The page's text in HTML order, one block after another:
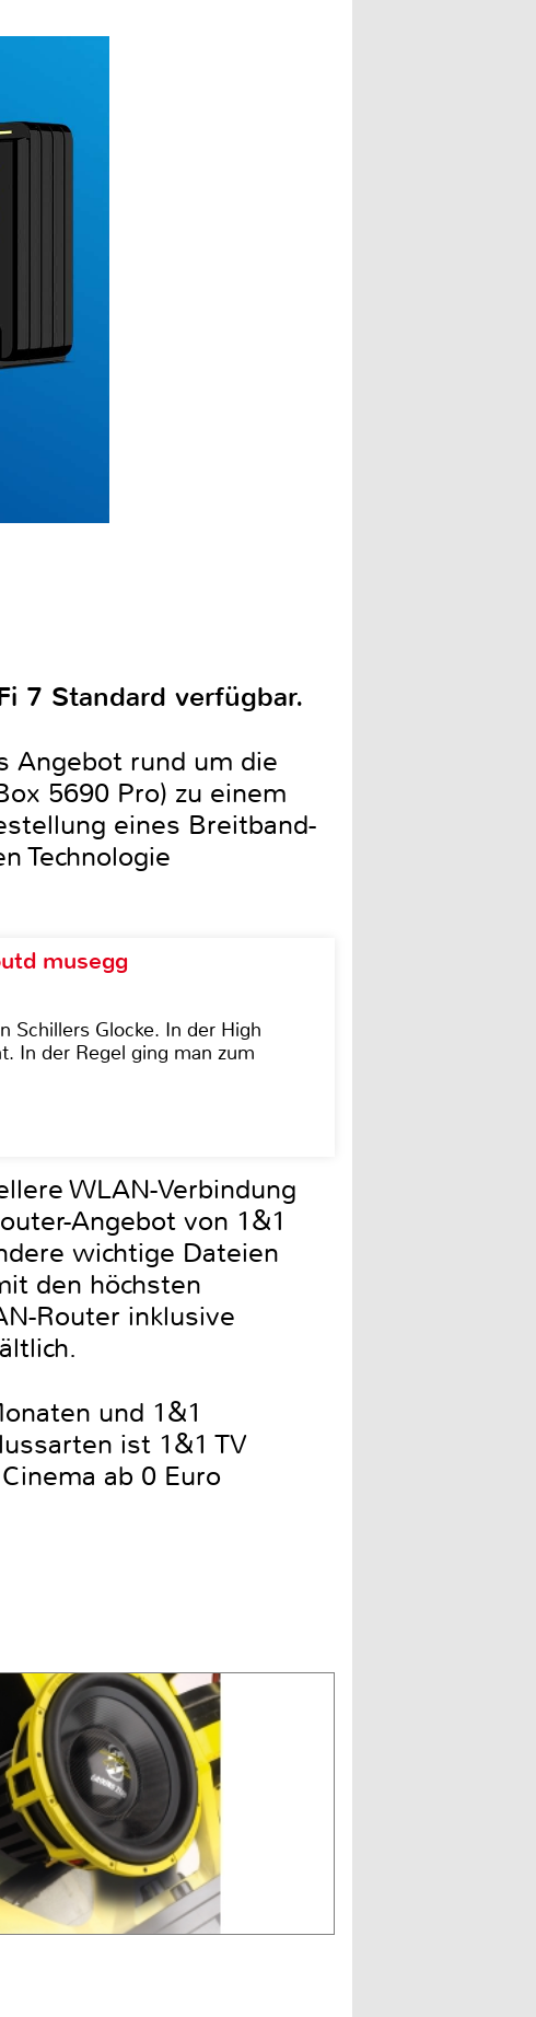
7 Standard verfügbar.
Angebot rund um die
5690 Pro) zu einem
eines Breitband-
Technologie
musegg
Schillers Glocke. In der High
In der Regel ging man zum
WLAN-Verbindung
Angebot von 1&1
wichtige Dateien
den höchsten
Router inklusive
und 1&1
ist 1&1 TV
ab 0 Euro